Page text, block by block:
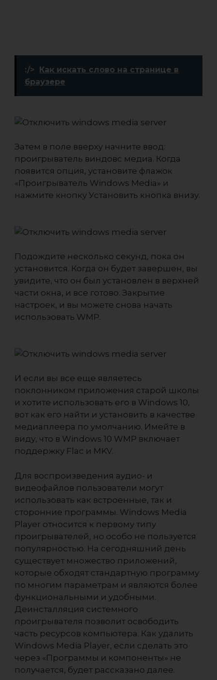
:/>
Как искать слово на странице в
браузере
Затем в поле вверху начните ввод:
проигрыватель виндовс медиа. Когда
появится опция, установите флажок
«Проигрыватель Windows Media» и
нажмите кнопку Установить кнопка внизу.
Подождите несколько секунд, пока он
установится. Когда он будет завершен, вы
увидите, что он был установлен в верхней
части окна, и все готово. Закрытие
настроек, и вы можете снова начать
использовать WMP.
И если вы все еще являетесь
поклонником приложения старой школы
и хотите использовать его в Windows 10,
вот как его найти и установить в качестве
медиаплеера по умолчанию. Имейте в
виду, что в Windows 10 WMP включает
поддержку Flac и MKV.
Для воспроизведения аудио- и
видеофайлов пользователи могут
использовать как встроенные, так и
сторонние программы. Windows Media
Player относится к первому типу
проигрывателей, но особо не пользуется
популярностью. На сегодняшний день
существует множество приложений,
которые обходят стандартную программу
по многим параметрам и являются более
функциональными и удобными.
Деинсталляция системного
проигрывателя позволит освободить
часть ресурсов компьютера. Как удалить
Windows Media Player, если сделать это
через «Программы и компоненты» не
получается, будет рассказано далее.